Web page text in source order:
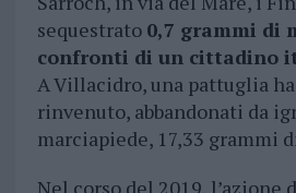
sequestrato 0,7 grammi di
confronti di un cittadino
A Villacidro, una pattuglia
rinvenuto, abbandonati da
marciapiede, 17,33 grammi